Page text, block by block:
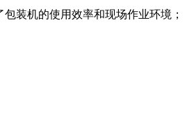
装机的使用效率和现场作业环境；